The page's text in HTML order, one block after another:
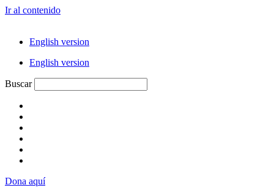
Ir al contenido
English version
English version
Buscar
Dona aquí